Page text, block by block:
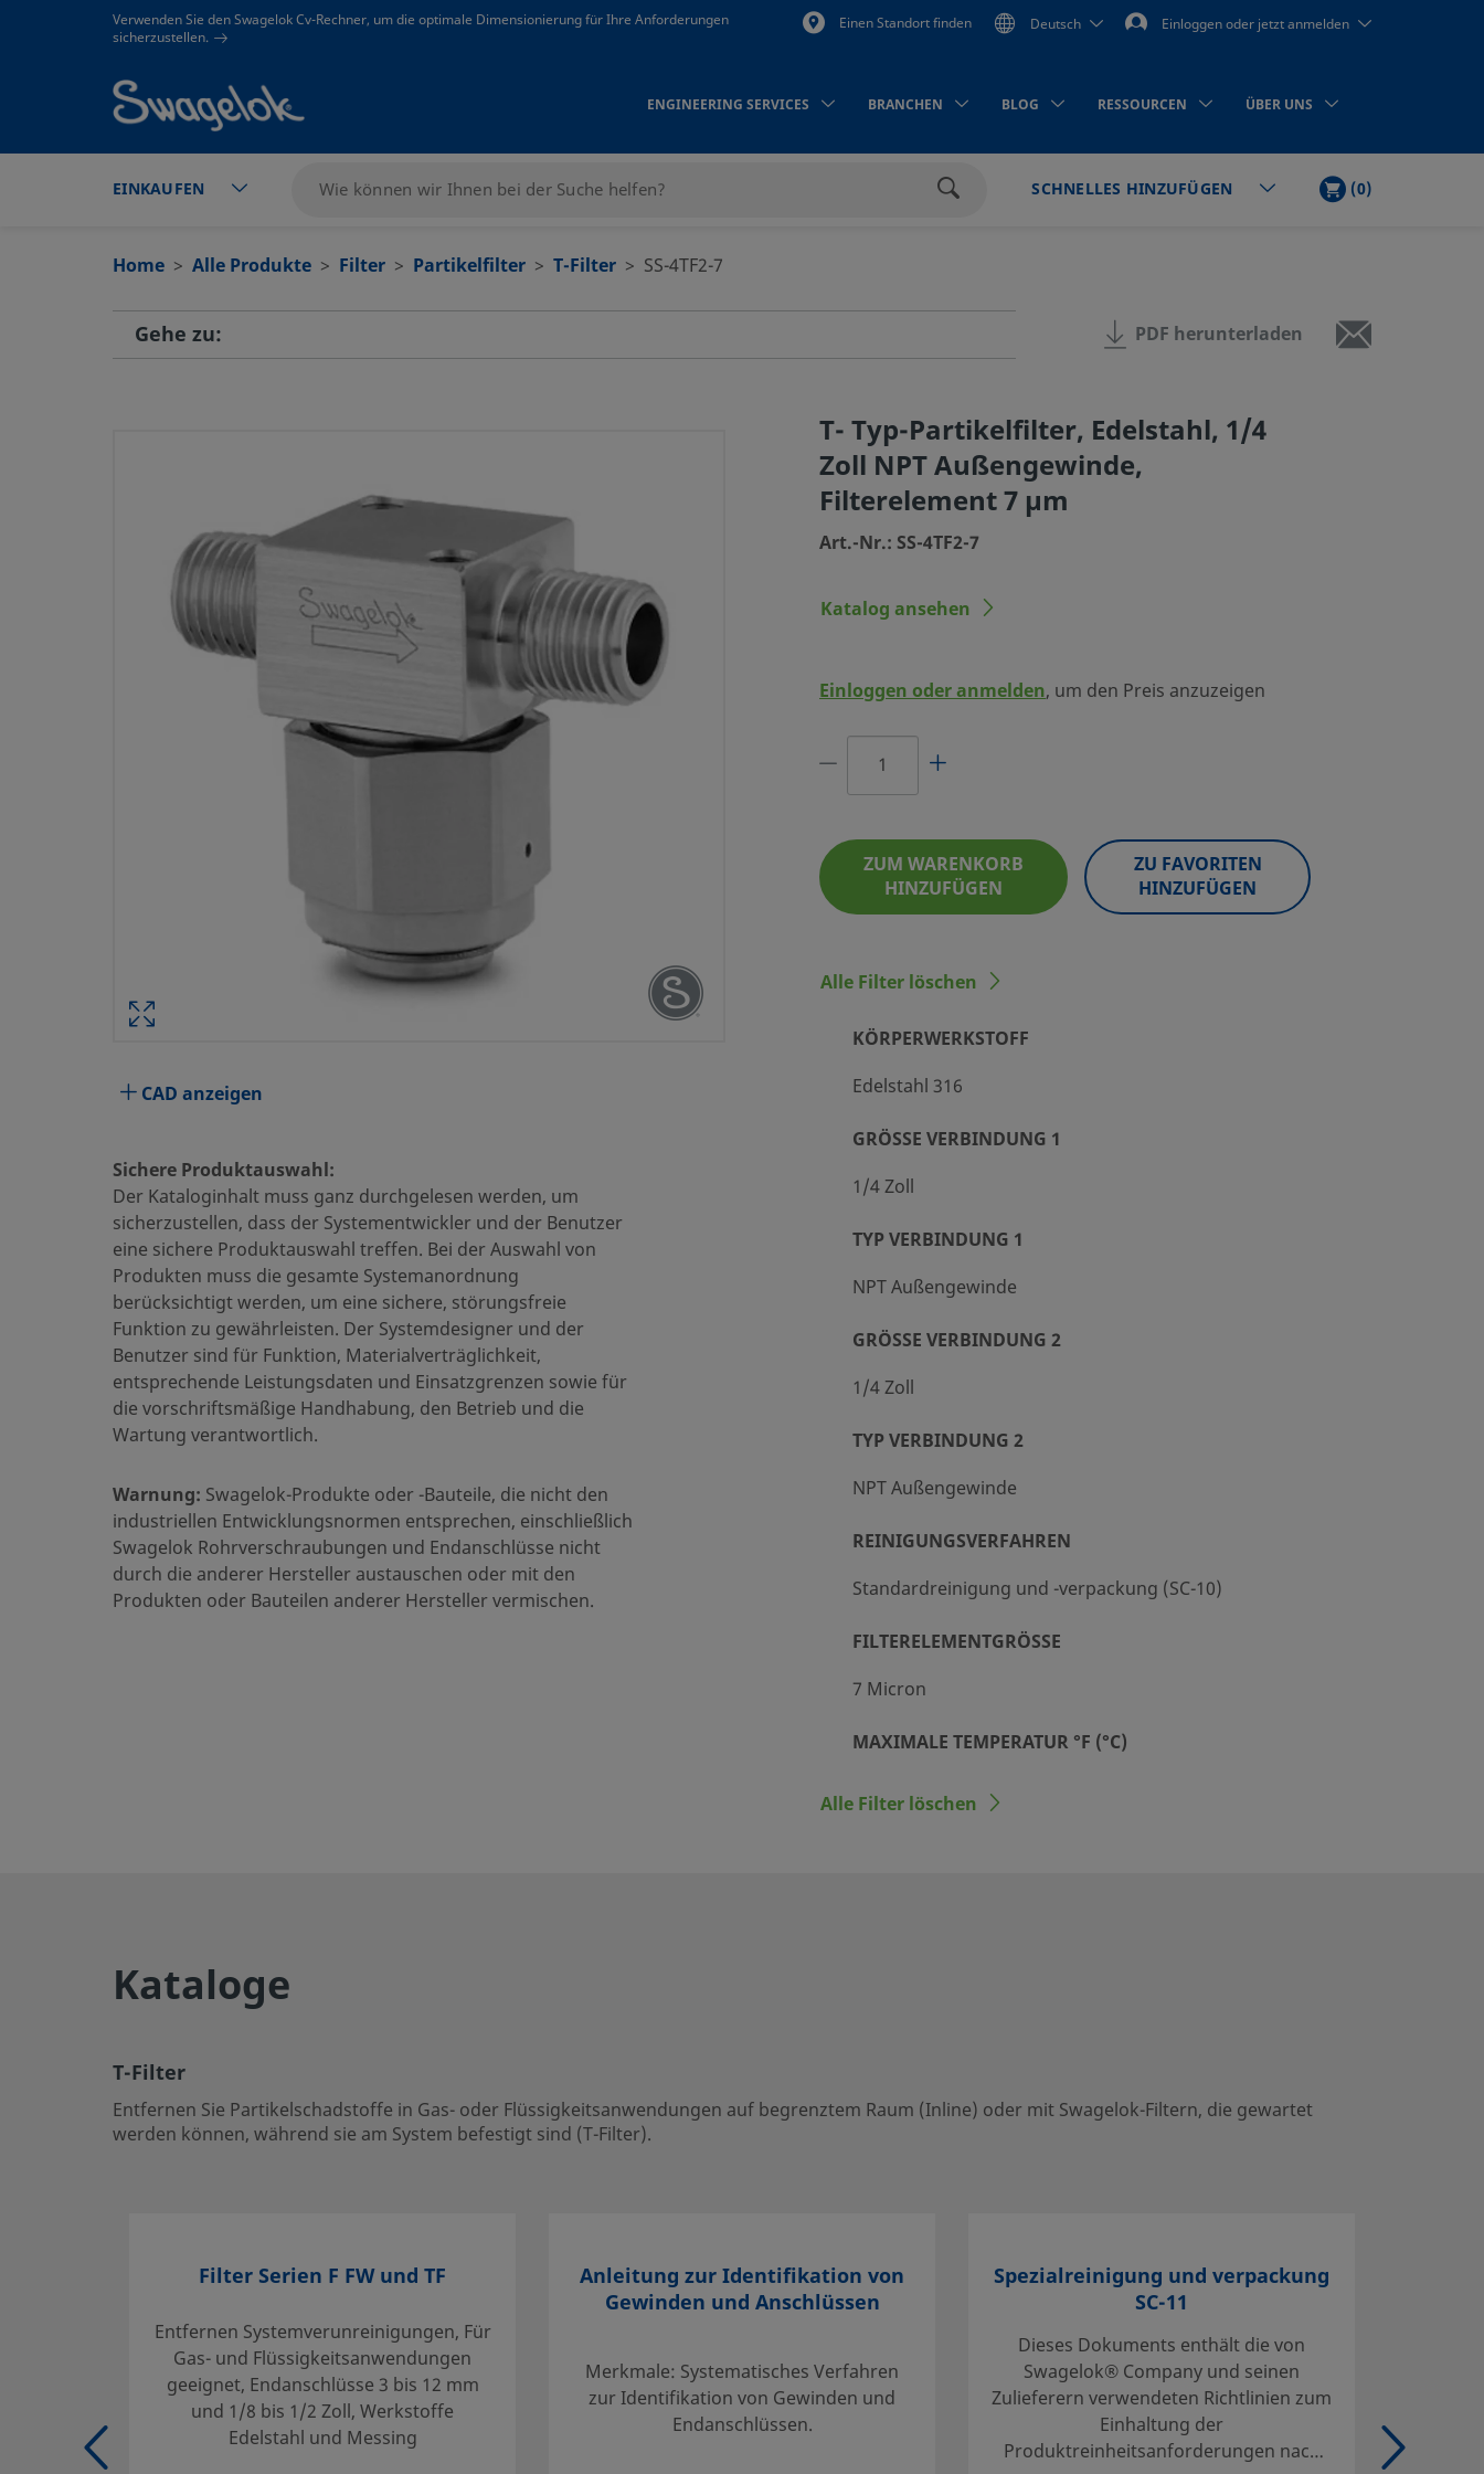
text.skipToContent
text.skipToNavigationVerwenden Sie den Swagelok Cv-Rechner, um die optimale Dimensionierung für Ihre Anforderungen
sicherzustellen.
Einen Standort finden Deutsch Einloggen oder jetzt anmelden
ENGINEERING SERVICES BRANCHEN BLOG RESSOURCEN ÜBER UNS
EINKAUFEN SCHNELLES HINZUFÜGEN WARENKORB
(0)ARTIKEL
Home Alle Produkte Filter Partikelfilter T-Filter SS-4TF2-7
T- TYP-PARTIKELFILTER, EDELSTAHL, 1/4 ZOLL NPT
Technische Daten
Reinigungsverfahren
Typ Verbindung 1
Größe Verbindung 2
1/4 Zoll
Typ Verbindung 2
NPT Außengewinde
Filterelement 7 Micron Porengröße
Filterelementgröße
7 Micron
Maximale Temperatur °F (°C)
900 (482)
Minimum-Temperatur °F (°C)
36101905
eClass (5.1.4)
36102090
36102090
befestigt sind (T-Filter).
Einloggen oder anmelden , um den Preis anzuzeigen
service center. They can also tell you about supporting services to help you get the most out of
Kontaktieren Sie uns
Sichere Produktauswahl:
Der Kataloginhalt muss ganz durchgelesen werden, um sicherzustellen, dass
Gehe zu: PDF herunterladen
CAD anzeigen
Sichere Produktauswahl:
Der Kataloginhalt muss ganz durchgelesen werden, um
sicherzustellen, dass der Systementwickler und der Benutzer
eine sichere Produktauswahl treffen. Bei der Auswahl von
Produkten muss die gesamte Systemanordnung
berücksichtigt werden, um eine sichere, störungsfreie
Funktion zu gewährleisten. Der Systemdesigner und der
Benutzer sind für Funktion, Materialverträglichkeit,
entsprechende Leistungsdaten und Einsatzgrenzen sowie für
die vorschriftsmäßige Handhabung, den Betrieb und die
Wartung verantwortlich.
Warnung: Swagelok-Produkte oder -Bauteile, die nicht den
industriellen Entwicklungsnormen entsprechen, einschließlich
Swagelok Rohrverschraubungen und Endanschlüsse nicht
durch die anderer Hersteller austauschen oder mit den
Produkten oder Bauteilen anderer Hersteller vermischen.
T- Typ-Partikelfilter, Edelstahl, 1/4
Zoll NPT Außengewinde,
Filterelement 7 µm
Art.-Nr.: SS-4TF2-7
Katalog ansehen
Einloggen oder anmelden, um den Preis anzuzeigen
ZUM WARENKORB
HINZUFÜGEN
ZU FAVORITEN
HINZUFÜGEN
Alle Filter löschen
Edelstahl 316
KÖRPERWERKSTOFF
1/4 Zoll
GRÖSSE VERBINDUNG 1
NPT Außengewinde
TYP VERBINDUNG 1
1/4 Zoll
GRÖSSE VERBINDUNG 2
NPT Außengewinde
TYP VERBINDUNG 2
Standardreinigung und -verpackung (SC-10)
REINIGUNGSVERFAHREN
7 Micron
FILTERELEMENTGRÖSSE
900 (482)
MAXIMALE TEMPERATUR °F (°C)
Alle Filter löschen
Kataloge
T-Filter
Entfernen Sie Partikelschadstoffe in Gas- oder Flüssigkeitsanwendungen auf begrenztem Raum (Inline) oder mit Swagelok-Filtern, die gewartet
werden können, während sie am System befestigt sind (T-Filter).
Filter Serien F FW und TF
Entfernen Systemverunreinigungen, Für
Gas- und Flüssigkeitsanwendungen
geeignet, Endanschlüsse 3 bis 12 mm
und 1/8 bis 1/2 Zoll, Werkstoffe
Edelstahl und Messing
Anleitung zur Identifikation von
Gewinden und Anschlüssen
Merkmale: Systematisches Verfahren
zur Identifikation von Gewinden und
Endanschlüssen.
Spezialreinigung und verpackung
SC-11
Dieses Dokuments enthält die von
Swagelok® Company und seinen
Zulieferern verwendeten Richtlinien zum
Einhaltung der
Produktreinheitsanforderungen nach